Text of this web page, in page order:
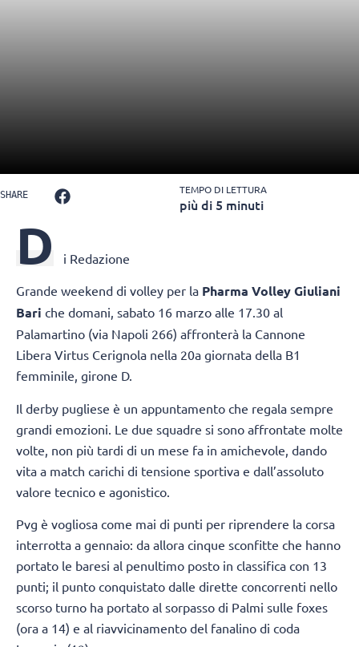
SHARE TEMPO DI LETTURA
più di 5 minuti
D i Redazione
Grande weekend di volley per la Pharma Volley Giuliani
Bari che domani, sabato 16 marzo alle 17.30 al
Palamartino (via Napoli 266) affronterà la Cannone
Libera Virtus Cerignola nella 20a giornata della B1
femminile, girone D.
Il derby pugliese è un appuntamento che regala sempre
grandi emozioni. Le due squadre si sono affrontate molte
volte, non più tardi di un mese fa in amichevole, dando
vita a match carichi di tensione sportiva e dall’assoluto
valore tecnico e agonistico.
Pvg è vogliosa come mai di punti per riprendere la corsa
interrotta a gennaio: da allora cinque sconfitte che hanno
portato le baresi al penultimo posto in classifica con 13
punti; il punto conquistato dalle dirette concorrenti nello
scorso turno ha portato al sorpasso di Palmi sulle foxes
(ora a 14) e al riavvicinamento del fanalino di coda